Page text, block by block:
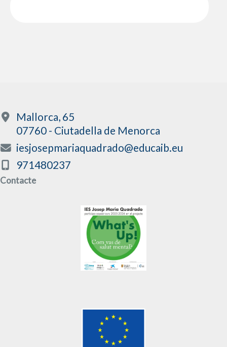
Mallorca, 65
07760 - Ciutadella de Menorca
iesjosepmariaquadrado@educaib.eu
971480237
Contacte